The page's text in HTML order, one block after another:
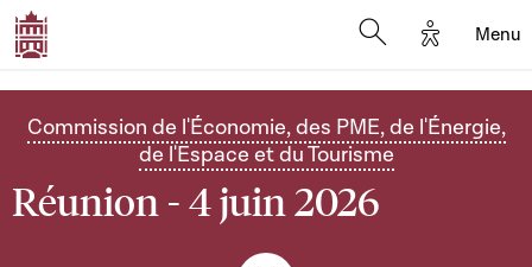
Options
Menu
Commission de l'Économie, des PME, de l'Énergie,
de l'Espace et du Tourisme
Réunion - 4 juin 2026